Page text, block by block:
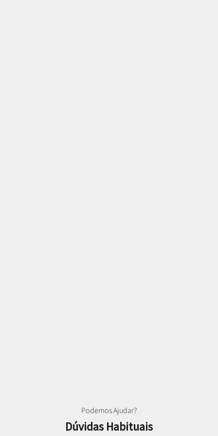
Podemos Ajudar?
Dúvidas Habituais